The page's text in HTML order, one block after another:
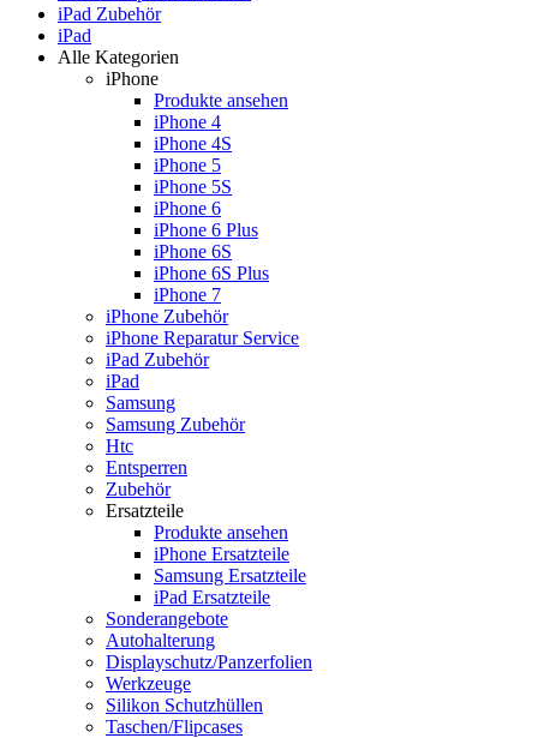
iPad Zubehör
iPad
Alle Kategorien
iPhone
Produkte ansehen
iPhone 4
iPhone 4S
iPhone 5
iPhone 5S
iPhone 6
iPhone 6 Plus
iPhone 6S
iPhone 6S Plus
iPhone 7
iPhone Zubehör
iPhone Reparatur Service
iPad Zubehör
iPad
Samsung
Samsung Zubehör
Htc
Entsperren
Zubehör
Ersatzteile
Produkte ansehen
iPhone Ersatzteile
Samsung Ersatzteile
iPad Ersatzteile
Sonderangebote
Autohalterung
Displayschutz/Panzerfolien
Werkzeuge
Silikon Schutzhüllen
Taschen/Flipcases